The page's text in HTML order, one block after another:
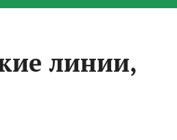
линии,